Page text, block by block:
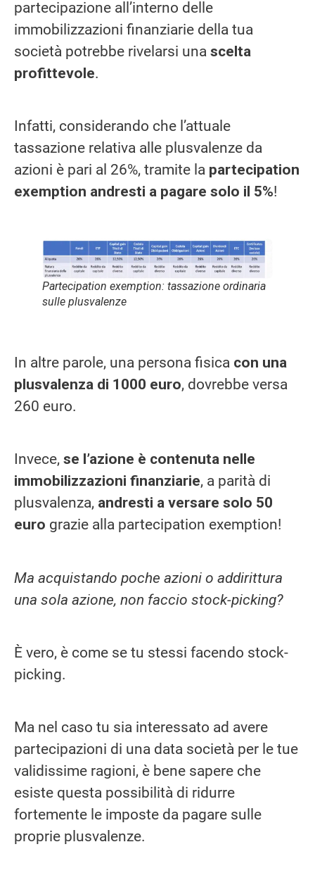
partecipazione all’interno delle
immobilizzazioni finanziarie della tua
società potrebbe rivelarsi una scelta
profittevole.
Infatti, considerando che l’attuale
tassazione relativa alle plusvalenze da
azioni è pari al 26%, tramite la partecipation
exemption andresti a pagare solo il 5%!
Partecipation exemption: tassazione ordinaria
sulle plusvalenze
In altre parole, una persona fisica con una
plusvalenza di 1000 euro, dovrebbe versa
260 euro.
Invece, se l’azione è contenuta nelle
immobilizzazioni finanziarie, a parità di
plusvalenza, andresti a versare solo 50
euro grazie alla partecipation exemption!
Ma acquistando poche azioni o addirittura
una sola azione, non faccio stock-picking?
È vero, è come se tu stessi facendo stock-
picking.
Ma nel caso tu sia interessato ad avere
partecipazioni di una data società per le tue
validissime ragioni, è bene sapere che
esiste questa possibilità di ridurre
fortemente le imposte da pagare sulle
proprie plusvalenze.